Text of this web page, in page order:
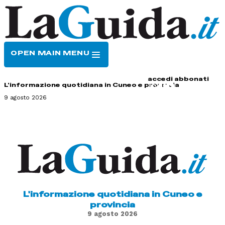
OPEN MAIN MENU
accedi abbonati
L'informazione quotidiana in Cuneo e provincia
9 agosto 2026
L'informazione quotidiana in Cuneo e
provincia
9 agosto 2026